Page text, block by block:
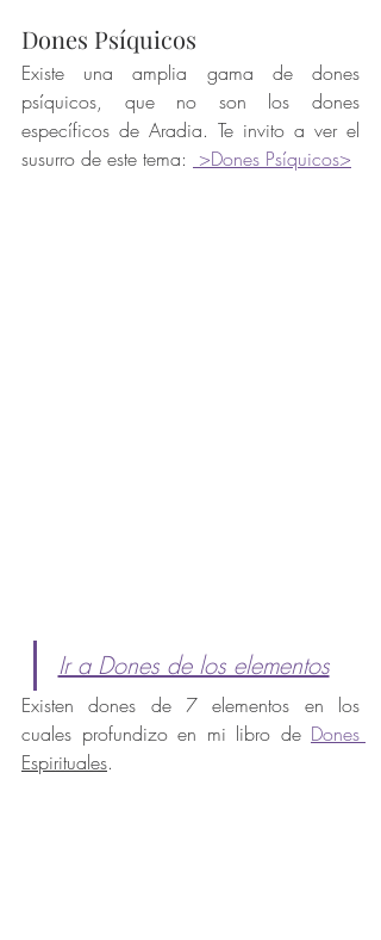
Dones Psíquicos
Existe una amplia gama de dones
psíquicos, que no son los dones
específicos de Aradia. Te invito a ver el
susurro de este tema: >Dones Psíquicos>
Ir a Dones de los elementos
Existen dones de 7 elementos en los
cuales profundizo en mi libro de
Espirituales.